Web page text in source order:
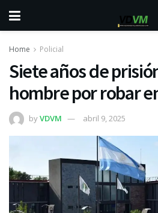
Home Policial
Siete años de
hombre por robar
byVDVM abril 9, 2025